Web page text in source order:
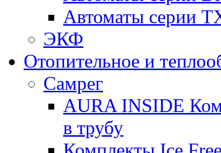
Автоматы серии
ЭКФ
Отопительное и
Самрег
AURA INSIDE
в трубу